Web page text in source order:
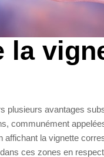
la
plusieurs avantages
communément
la vignette
ces zones en